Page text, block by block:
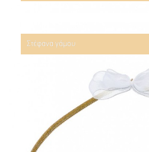
Στέφανα γάμου